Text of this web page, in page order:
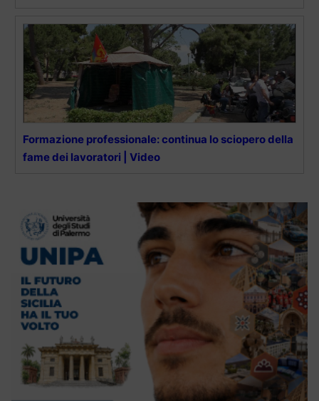
Formazione professionale: continua lo sciopero della
fame dei lavoratori | Video